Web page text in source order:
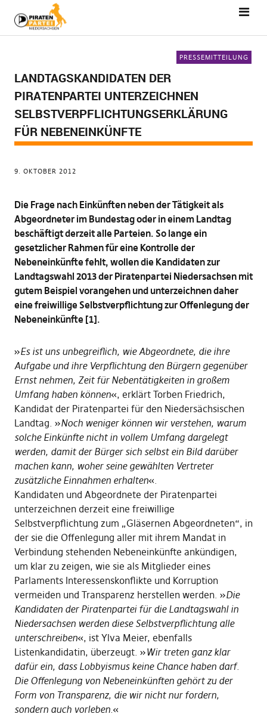
PRESSEMITTEILUNG
LANDTAGSKANDIDATEN DER
PIRATENPARTEI UNTERZEICHNEN
SELBSTVERPFLICHTUNGSERKLÄRUNG
FÜR NEBENEINKÜNFTE
9. OKTOBER 2012
Die Frage nach Einkünften neben der Tätigkeit als
Abgeordneter im Bundestag oder in einem Landtag
beschäftigt derzeit alle Parteien. So lange ein
gesetzlicher Rahmen für eine Kontrolle der
Nebeneinkünfte fehlt, wollen die Kandidaten zur
Landtagswahl 2013 der Piratenpartei Niedersachsen mit
gutem Beispiel vorangehen und unterzeichnen daher
eine freiwillige Selbstverpflichtung zur Offenlegung der
Nebeneinkünfte [1].
»Es ist uns unbegreiflich, wie Abgeordnete, die ihre
Aufgabe und ihre Verpflichtung den Bürgern gegenüber
Ernst nehmen, Zeit für Nebentätigkeiten in großem
Umfang haben können«, erklärt Torben Friedrich,
Kandidat der Piratenpartei für den Niedersächsischen
Landtag. »Noch weniger können wir verstehen, warum
solche Einkünfte nicht in vollem Umfang dargelegt
werden, damit der Bürger sich selbst ein Bild darüber
machen kann, woher seine gewählten Vertreter
zusätzliche Einnahmen erhalten«.
Kandidaten und Abgeordnete der Piratenpartei
unterzeichnen derzeit eine freiwillige
Selbstverpflichtung zum „Gläsernen Abgeordneten“, in
der sie die Offenlegung aller mit ihrem Mandat in
Verbindung stehenden Nebeneinkünfte ankündigen,
um klar zu zeigen, wie sie als Mitglieder eines
Parlaments Interessenskonflikte und Korruption
vermeiden und Transparenz herstellen werden. »Die
Kandidaten der Piratenpartei für die Landtagswahl in
Niedersachsen werden diese Selbstverpflichtung alle
unterschreiben«, ist Ylva Meier, ebenfalls
Listenkandidatin, überzeugt. »Wir treten ganz klar
dafür ein, dass Lobbyismus keine Chance haben darf.
Die Offenlegung von Nebeneinkünften gehört zu der
Form von Transparenz, die wir nicht nur fordern,
sondern auch vorleben.«